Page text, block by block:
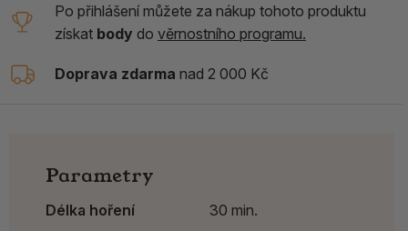
Po přihlášení můžete za nákup tohoto produktu
získat body do věrnostního programu.
Doprava zdarma nad 2 000 Kč
Parametry
Délka hoření
30 min.